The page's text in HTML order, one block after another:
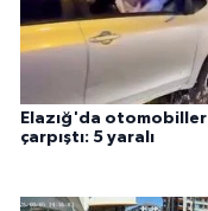
Elazığ'da otomobiller
çarpıştı: 5 yaralı